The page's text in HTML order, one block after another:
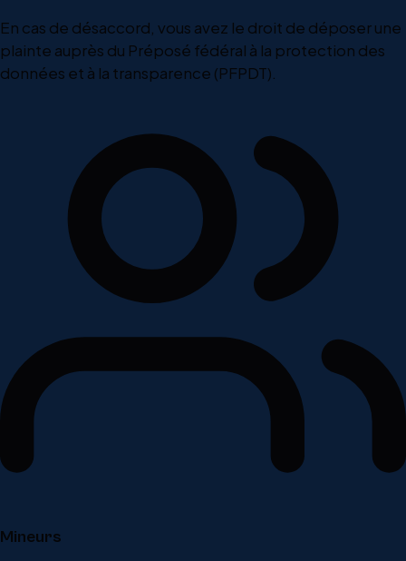
En cas de désaccord, vous avez le droit de déposer une
plainte auprès du Préposé fédéral à la protection des
données et à la transparence (PFPDT).
Mineurs